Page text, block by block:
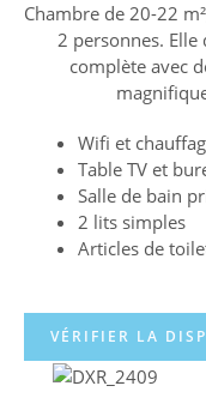
Chambre de 20-22
2 personnes.
complète avec
Wifi et
Table TV et
Salle de bain
2 lits simples
Articles de
VÉRIFIER LA